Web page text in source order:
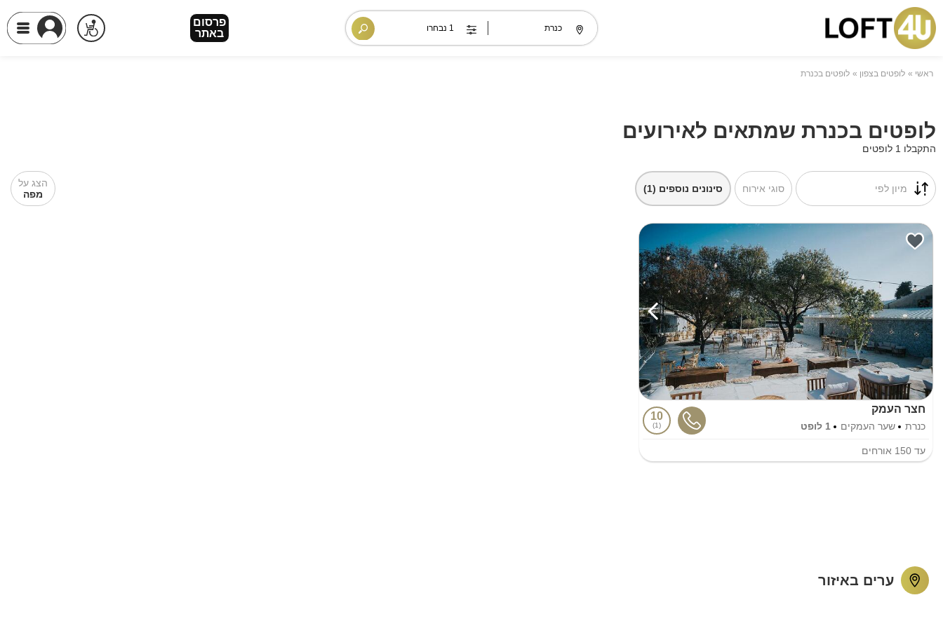
פרסום
באתר
ראשי לופטים בצפון לופטים בכנרת
לופטים בכנרת שמתאים לאירועים
התקבלו 1 לופטים
מיון לפי
הצג על
מפה
סוגי אירוח סינונים נוספים (1)
חצר העמק
כנרת שער העמקים 1 לופט
10
1
עד 150 אורחים
ערים באיזור